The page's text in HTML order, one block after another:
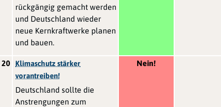
rückgängig gemacht werden
und Deutschland wieder
neue Kernkraftwerke planen
und bauen.
20
Klimaschutz stärker
vorantreiben!
Deutschland sollte die
Anstrengungen zum
Nein!